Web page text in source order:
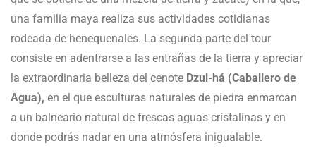
una familia maya realiza sus actividades cotidianas
rodeada de henequenales. La segunda parte del tour
consiste en adentrarse a las entrañas de la tierra y apreciar
la extraordinaria belleza del cenote Dzul-há (Caballero de
Agua), en el que esculturas naturales de piedra enmarcan
a un balneario natural de frescas aguas cristalinas y en
donde podrás nadar en una atmósfera inigualable.